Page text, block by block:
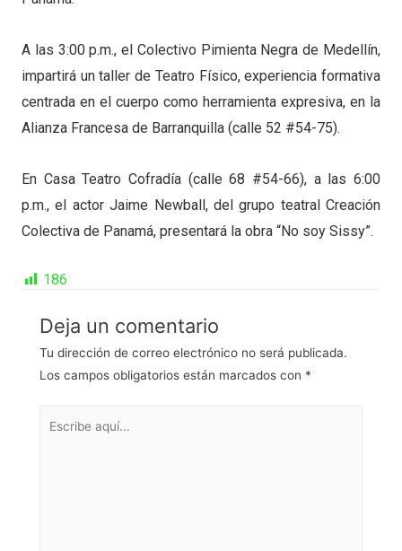
A las 3:00 p.m., el Colectivo Pimienta Negra de Medellín,
impartirá un taller de Teatro Físico, experiencia formativa
centrada en el cuerpo como herramienta expresiva, en la
Alianza Francesa de Barranquilla (calle 52 #54-75).
En Casa Teatro Cofradía (calle 68 #54-66), a las 6:00
p.m., el actor Jaime Newball, del grupo teatral Creación
Colectiva de Panamá, presentará la obra “No soy Sissy”.
186
Deja un comentario
Tu dirección de correo electrónico no será publicada.
Los campos obligatorios están marcados con *